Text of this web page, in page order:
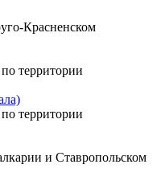
Красненском
территории
территории
и Ставропольском